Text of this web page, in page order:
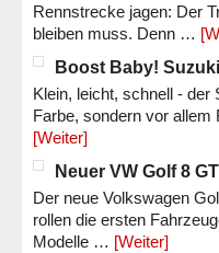
Rennstrecke jagen: Der
bleiben muss. Denn …
Boost Baby!
Klein, leicht, schnell - der
Farbe, sondern vor
[Weiter]
Neuer VW Golf 8
Der neue Volkswagen
rollen die ersten
Modelle … [Weiter]